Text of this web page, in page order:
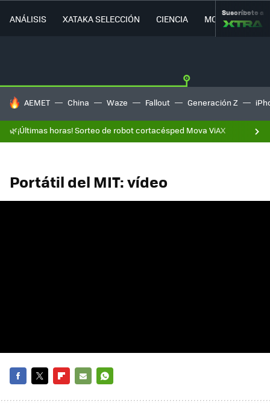
ANÁLISIS XATAKA SELECCIÓN CIENCIA MOVILIDAD
Suscríbete a
HOY SE HABLA DE
AEMET China Waze Fallout Generación Z
🌿¡Últimas horas! Sorteo de robot cortacésped Mova ViAX
Portátil del MIT: vídeo